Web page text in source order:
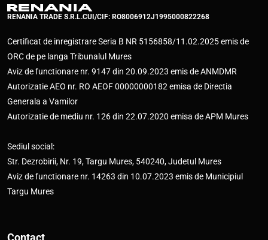
RENANIA TRADE S.R.L.CUI/CIF: RO8006912J1995000822268
Certificat de inregistrare Seria B NR 5156858/11.02.2025 emis de
ORC de pe langa Tribunalul Mures
Aviz de functionare nr. 9147 din 20.09.2023 emis de ANMDMR
Autorizatie AEO nr. RO AEOF 00000000182 emisa de Directia
Generala a Vamilor
Autorizatie de mediu nr. 126 din 22.07.2020 emisa de APM Mures
Sediul social:
Str. Dezrobirii, Nr. 19, Targu Mures, 540240, Judetul Mures
Aviz de functionare nr. 14263 din 10.07.2023 emis de Municipiul
Targu Mures
Contact